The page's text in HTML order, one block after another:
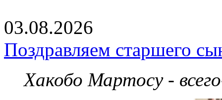
03.08.2026
Поздравляем старшего
Хакобо Мартосу -